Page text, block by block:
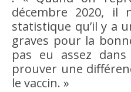
décembre 2020, il
statistique qu’il y a
graves pour la
pas eu assez dans
prouver une
le vaccin. »